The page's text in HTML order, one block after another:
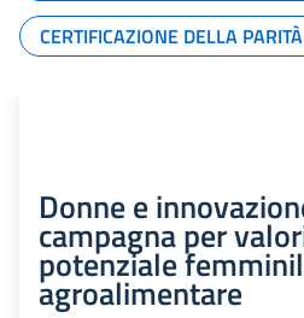
CERTIFICAZIONE DELLA
Donne e
campagna per
potenziale
agroalimentare